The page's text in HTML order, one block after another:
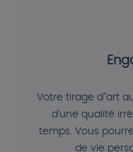
Votre tirage d"art
d'une qualité
temps. Vous
de vie